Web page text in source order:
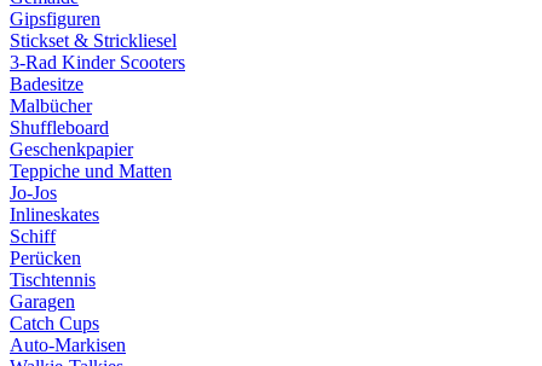
Gipsfiguren
Stickset & Strickliesel
3-Rad Kinder Scooters
Badesitze
Malbücher
Shuffleboard
Geschenkpapier
Teppiche und Matten
Jo-Jos
Inlineskates
Schiff
Perücken
Tischtennis
Garagen
Catch Cups
Auto-Markisen